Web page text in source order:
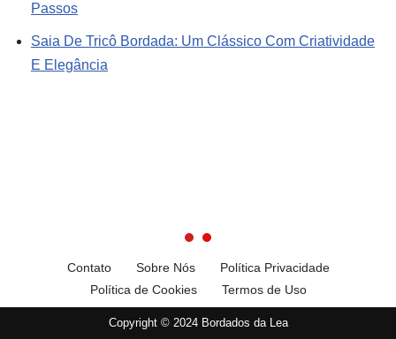
Passos
Saia De Tricô Bordada: Um Clássico Com Criatividade
E Elegância
Contato Sobre Nós
Política Privacidade
Política de Cookies
Termos de Uso
Copyright © 2024 Bordados da Lea